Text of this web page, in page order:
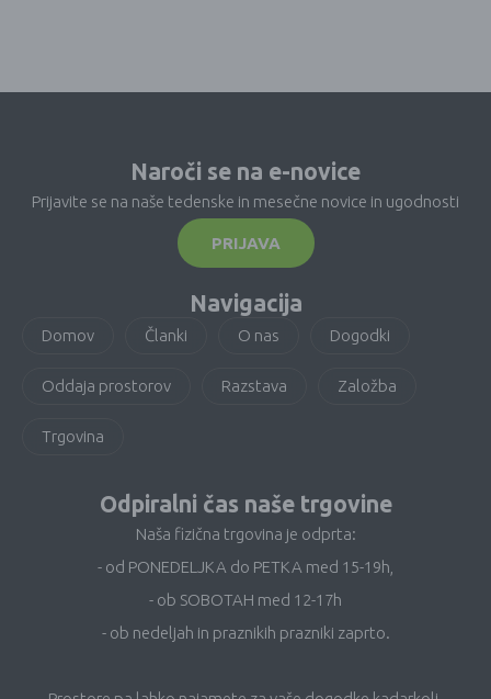
Naroči se na e-novice
Prijavite se na naše tedenske in mesečne novice in ugodnosti
PRIJAVA
Navigacija
Domov Članki O nas Dogodki
Oddaja prostorov Razstava Založba
Trgovina
Odpiralni čas naše trgovine
Naša fizična trgovina je odprta:
- od PONEDELJKA do PETKA med 15-19h,
- ob SOBOTAH med 12-17h
- ob nedeljah in praznikih prazniki zaprto.